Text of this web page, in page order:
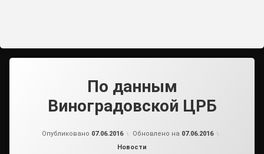
По данным
Виноградовской ЦРБ
Опубликовано 07.06.2016 Обновлено на 07.06.2016
Рубрики:
Новости